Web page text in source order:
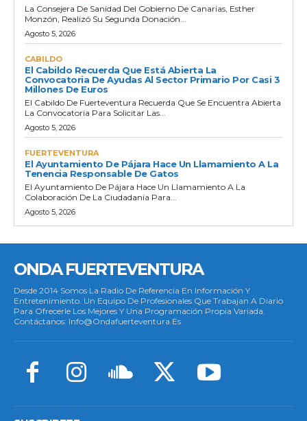
La Consejera De Sanidad Del Gobierno De Canarias, Esther
Monzón, Realizó Su Segunda Donación...
Agosto 5, 2026
CABILDO
El Cabildo Recuerda Que Está Abierta La
Convocatoria De Ayudas Al Sector Primario Por Casi 3
Millones De Euros
El Cabildo De Fuerteventura Recuerda Que Se Encuentra Abierta
La Convocatoria Para Solicitar Las...
Agosto 5, 2026
FUERTEVENTURA
El Ayuntamiento De Pájara Hace Un Llamamiento A La
Tenencia Responsable De Gatos
El Ayuntamiento De Pájara Hace Un Llamamiento A La
Colaboración De La Ciudadanía Para...
Agosto 5, 2026
ONDA FUERTEVENTURA
Desde 2014 Somos La Radio De Referencia En Información Y
Entretenimiento. Un Equipo De Profesionales Que Trabajan A Diario
Para Ofrecerle Los Mejores Y Una Programación Propia Variada.
Contáctanos: Info@ondafuerteventura.es